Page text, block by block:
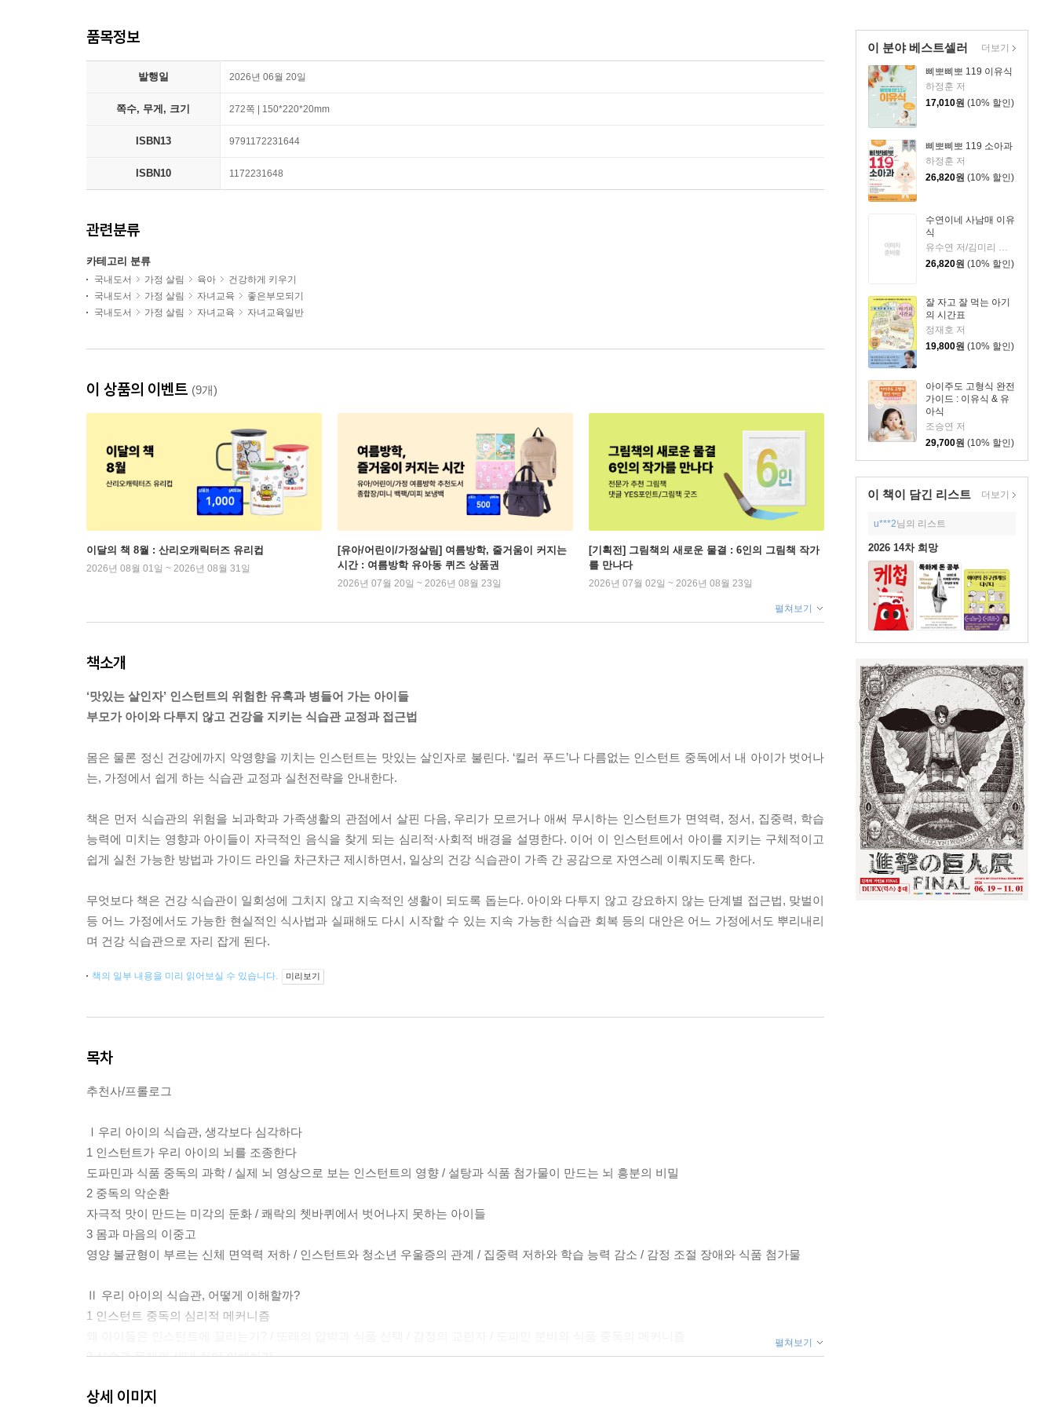
이 분야 베스트셀러
삐뽀삐뽀 119 이유식
하정훈 저
17,010원 (10% 할인)
삐뽀삐뽀 119 소아과
하정훈 저
26,820원 (10% 할인)
수연이네 사남매 이유
식
유수연 저/김미리 감수
26,820원 (10% 할인)
잘 자고 잘 먹는 아기
의 시간표
정재호 저
19,800원 (10% 할인)
아이주도 고형식 완전
가이드 : 이유식 & 유
아식
조승연 저
29,700원 (10% 할인)
더보기
이 책이 담긴 리스트 더보기
u***2님의 리스트
2026 14차 희망
품목정보
발행일 2026년 06월 20일
쪽수, 무게, 크기 272쪽 | 150*220*20mm
ISBN13 9791172231644
ISBN10 1172231648
관련분류
카테고리 분류
국내도서 가정 살림 육아
건강하게 키우기
국내도서
가정 살림 자녀교육
좋은부모되기
국내도서
가정 살림 자녀교육 자녀교육일반
이 상품의 이벤트 (9개)
이달의 책 8월 : 산리오캐릭터즈 유리컵
2026년 08월 01일 ~ 2026년 08월 31일
[유아/어린이/가정살림] 여름방학, 줄거움이 커지는
시간 : 여름방학 유아동 퀴즈 상품권
2026년 07월 20일 ~ 2026년 08월 23일
[기획전] 그림책의 새로운 물결 : 6인의 그림책 작가
를 만나다
2026년 07월 02일 ~ 2026년 08월 23일
펼쳐보기
책소개
‘맛있는 살인자’ 인스턴트의 위험한 유혹과 병들어 가는 아이들
부모가 아이와 다투지 않고 건강을 지키는 식습관 교정과 접근법
몸은 물론 정신 건강에까지 악영향을 끼치는 인스턴트는 맛있는 살인자로 불린다. ‘킬러 푸드’나 다름없는 인스턴트 중독에서 내 아이가 벗어나
는, 가정에서 쉽게 하는 식습관 교정과 실천전략을 안내한다.
책은 먼저 식습관의 위험을 뇌과학과 가족생활의 관점에서 살핀 다음, 우리가 모르거나 애써 무시하는 인스턴트가 면역력, 정서, 집중력, 학습
능력에 미치는 영향과 아이들이 자극적인 음식을 찾게 되는 심리적·사회적 배경을 설명한다. 이어 이 인스턴트에서 아이를 지키는 구체적이고
쉽게 실천 가능한 방법과 가이드 라인을 차근차근 제시하면서, 일상의 건강 식습관이 가족 간 공감으로 자연스레 이뤄지도록 한다.
무엇보다 책은 건강 식습관이 일회성에 그치지 않고 지속적인 생활이 되도록 돕는다. 아이와 다투지 않고 강요하지 않는 단계별 접근법, 맞벌이
등 어느 가정에서도 가능한 현실적인 식사법과 실패해도 다시 시작할 수 있는 지속 가능한 식습관 회복 등의 대안은 어느 가정에서도 뿌리내리
며 건강 식습관으로 자리 잡게 된다.
책의 일부 내용을 미리 읽어보실 수 있습니다. 미리보기
목차
추천사/프롤로그
Ⅰ우리 아이의 식습관, 생각보다 심각하다
1 인스턴트가 우리 아이의 뇌를 조종한다
도파민과 식품 중독의 과학 / 실제 뇌 영상으로 보는 인스턴트의 영향 / 설탕과 식품 첨가물이 만드는 뇌 흥분의 비밀
2 중독의 악순환
자극적 맛이 만드는 미각의 둔화 / 쾌락의 쳇바퀴에서 벗어나지 못하는 아이들
3 몸과 마음의 이중고
영양 불균형이 부르는 신체 면역력 저하 / 인스턴트와 청소년 우울증의 관계 / 집중력 저하와 학습 능력 감소 / 감정 조절 장애와 식품 첨가물
Ⅱ 우리 아이의 식습관, 어떻게 이해할까?
1 인스턴트 중독의 심리적 메커니즘
2 식습관 문제의 세대 차이 이해하기
3 중독 극복을 위한 뇌과학적 접근
펼쳐보기
상세 이미지